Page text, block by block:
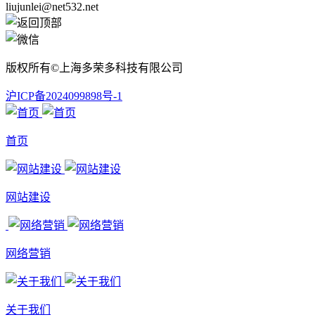
liujunlei@net532.net
版权所有©上海多荣多科技有限公司
沪ICP备2024099898号-1
首页
网站建设
网络营销
关于我们